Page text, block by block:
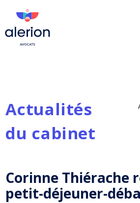
Actualités
du cabinet
Corinne Thiérache
petit-déjeuner-